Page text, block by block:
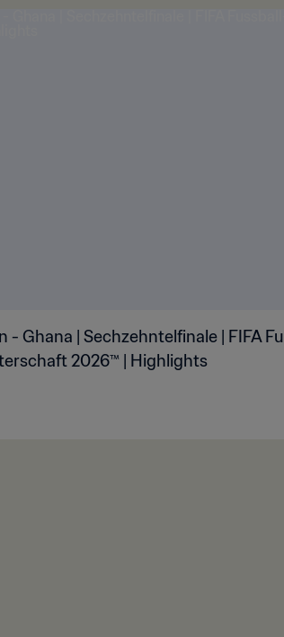
- Ghana | Sechzehntelfinale | FIFA
2026™ | Highlights